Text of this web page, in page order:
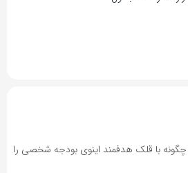
چگونه با قلک هدفمند اینوی بودجه شخصی را